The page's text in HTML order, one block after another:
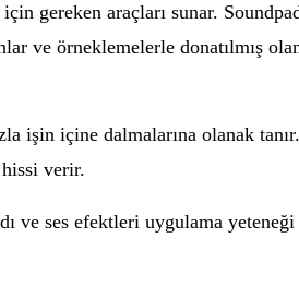
gereken araçları sunar.
ve örneklemelerle donatılmış
işin içine dalmalarına olanak tanır.
verir.
ve ses efektleri uygulama yeteneği